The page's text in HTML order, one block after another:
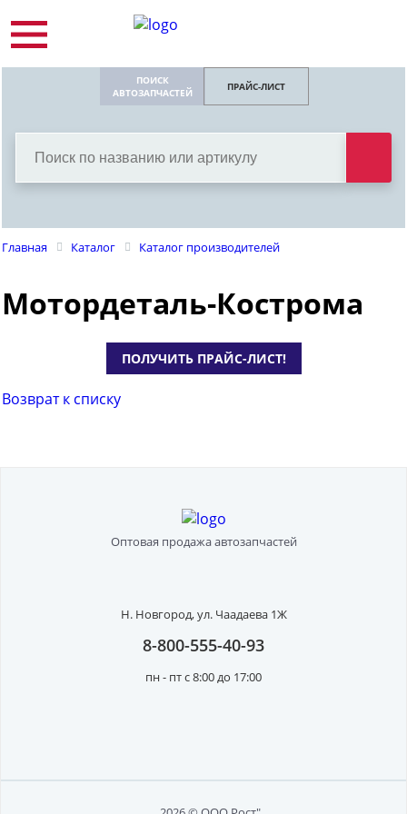
ПОИСК
АВТОЗАПЧАСТЕЙ
ПРАЙС-ЛИСТ
Главная Каталог Каталог производителей
Мотордеталь-Кострома
ПОЛУЧИТЬ ПРАЙС-ЛИСТ!
Возврат к списку
Оптовая продажа автозапчастей
Н. Новгород,ул. Чаадаева 1Ж
8-800-555-40-93
пн - пт с 8:00 до 17:00